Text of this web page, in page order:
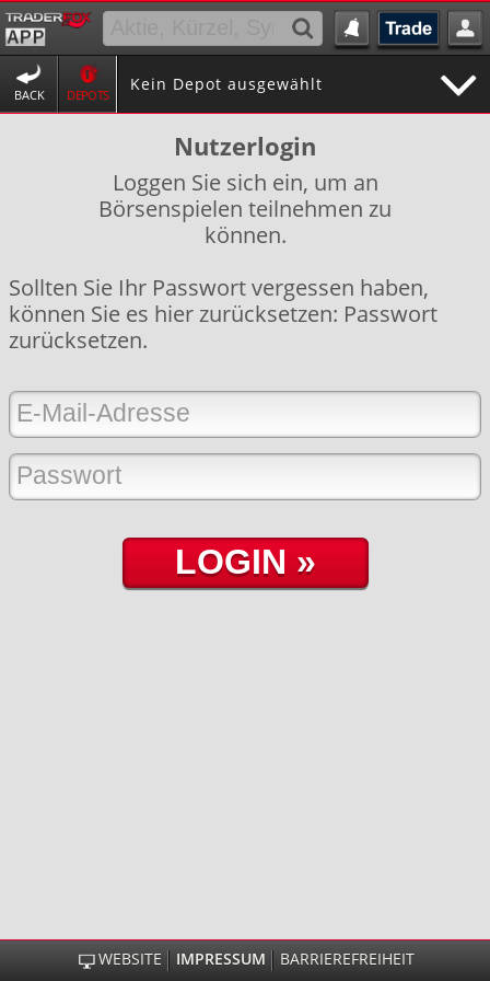
BACK DEPOTS
Kein Depot ausgewählt
Nutzerlogin
Loggen Sie sich ein, um an
Börsenspielen teilnehmen zu
können.
Sollten Sie Ihr Passwort vergessen haben,
können Sie es hier zurücksetzen: Passwort
zurücksetzen.
WEBSITE IMPRESSUM BARRIEREFREIHEIT